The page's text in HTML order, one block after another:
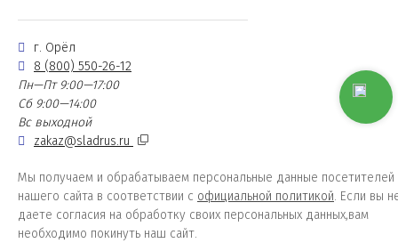
г. Орёл
8 (800) 550-26-12
Пн—Пт 9:00—17:00
Сб 9:00—14:00
Вс выходной
zakaz@sladrus.ru
Мы получаем и обрабатываем персональные данные посетителей
нашего сайта в соответствии с официальной политикой. Если вы
даете согласия на обработку своих персональных данных,вам
необходимо покинуть наш сайт.